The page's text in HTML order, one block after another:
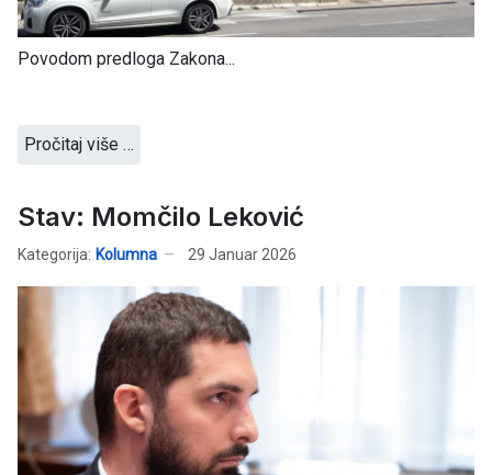
Povodom predloga Zakona...
Pročitaj više …
Stav: Momčilo Leković
Kategorija: Kolumna 29 Januar 2026